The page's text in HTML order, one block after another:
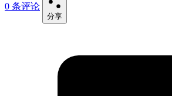
0 条评论
分享